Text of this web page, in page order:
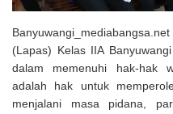
(Lapas) Kelas IIA
dalam memenuhi hak-hak
adalah hak untuk
menjalani masa pidana,